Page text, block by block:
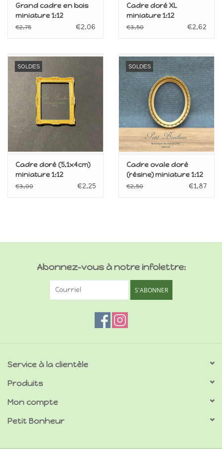
Grand cadre en bois
miniature 1:12
€2,75 €2,06
Cadre doré XL
miniature 1:12
€3,50 €2,62
SOLDES
Cadre doré (5,1x4cm)
miniature 1:12
€3,00 €2,25
SOLDES
Cadre ovale doré
(résine) miniature 1:12
€2,50 €1,87
Abonnez-vous à notre infolettre:
S'ABONNER
Service à la clientèle
Produits
Mon compte
Petit Bonheur